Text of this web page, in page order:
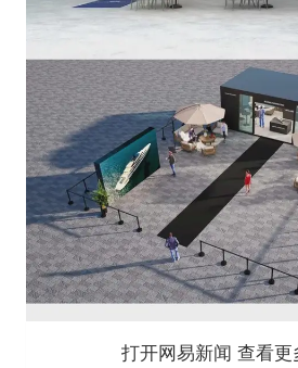
打开网易新闻 查看更